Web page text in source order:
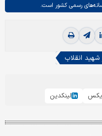
رسمی کشور است.
شهید انقلاب
لینکدین